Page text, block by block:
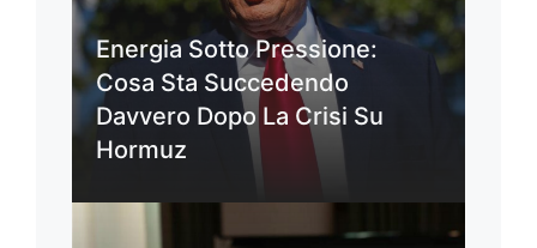
Energia Sotto Pressione:
Cosa Sta Succedendo
Davvero Dopo La Crisi Su
Hormuz